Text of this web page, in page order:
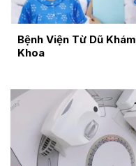
Bệnh Viện Từ Dũ
Khoa